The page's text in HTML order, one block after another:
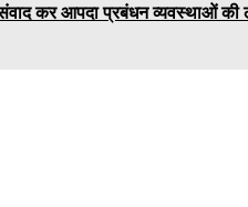
कर आपदा प्रबंधन व्यवस्थाओं की